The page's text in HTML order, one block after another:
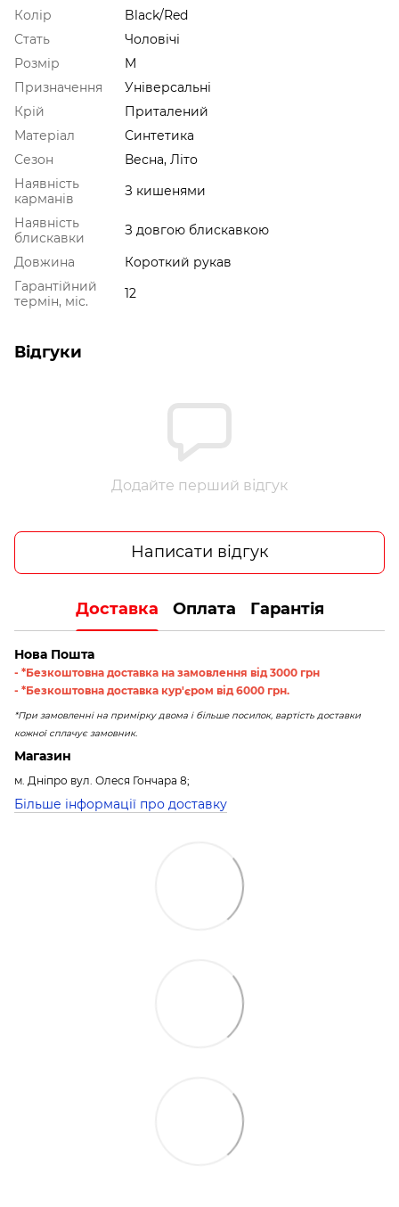
Колір
Black/Red
Стать
Чоловічі
Розмір
M
Призначення
Універсальні
Крій
Приталений
Матеріал
Синтетика
Сезон
Весна, Літо
Наявність
карманів
З кишенями
Наявність
блискавки
З довгою блискавкою
Довжина
Короткий рукав
Гарантійний
термін, міс.
12
Відгуки
Додайте перший відгук
Написати відгук
Доставка Оплата Гарантія
Нова Пошта
- *Безкоштовна доставка на замовлення від 3000 грн
- *Безкоштовна доставка кур'єром від 6000 грн.
*При замовленні на примірку двома і більше посилок, вартість доставки
кожної сплачує замовник.
Магазин
м. Дніпро вул. Олеся Гончара 8;
Більше інформації про доставку